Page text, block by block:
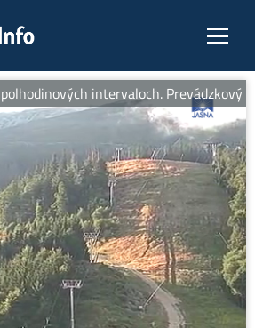
intervaloch. Prevádzkový